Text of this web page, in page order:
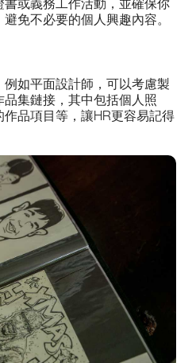
或義務工作活動，並確保你
免不必要的個人興趣內容。
如平面設計師，可以考慮製
集鏈接，其中包括個人照
品項目等，讓HR更容易記得